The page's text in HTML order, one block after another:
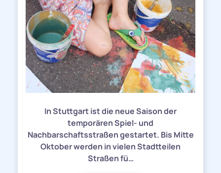
In Stuttgart ist die neue Saison der
temporären Spiel- und
Nachbarschaftsstraßen gestartet. Bis Mitte
Oktober werden in vielen Stadtteilen
Straßen fü…